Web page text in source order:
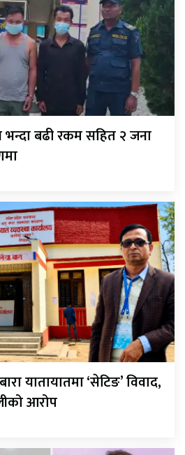
बढी रकम सहित २ जना
यातायातमा ‘सेटिङ’ विवाद,
आरोप